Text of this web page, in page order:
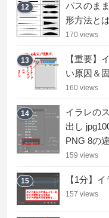
12
パスのま
形方法と
170 views
13
【重要】
い原因＆
160 views
14
イラレの
出し
PNG 8の
159 views
15 【1分】
157 views